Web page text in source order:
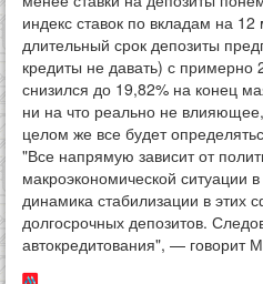
индекс ставок по вкладам на
длительный срок депозиты
кредиты не давать) с примерно
снизился до 19,82% на конец
ни на что реально не
целом же все будет
"Все напрямую зависит от
макроэкономической ситуации
динамика стабилизации в этих
долгосрочных депозитов.
автокредитования", — говорит